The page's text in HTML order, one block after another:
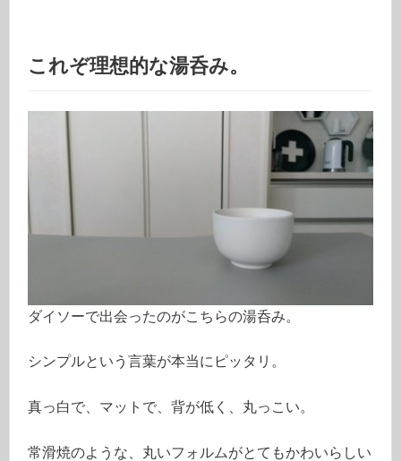
これぞ理想的な湯呑み。
ダイソーで出会ったのがこちらの湯呑み。
シンプルという言葉が本当にピッタリ。
真っ白で、マットで、背が低く、丸っこい。
常滑焼のような、丸いフォルムがとてもかわいらしい